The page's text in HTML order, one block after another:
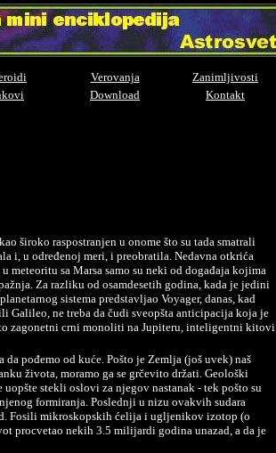
Verovanja
Zanimljivosti
Download Kontakt
široko raspostranjen u onome što su tada smatrali
i, u određenoj meri, i preobratila. Nedavna otkrića
sa Marsa samo su neki od događaja kojima
Za razliku od osamdesetih godina, kada je jedini
sistema predstavljao Voyager, danas, kad
Galileo, ne treba da čudi sveopšta anticipacija koja je
zagonetni crni monoliti na Jupiteru, inteligentni kitovi
pođemo od kuće. Pošto je Zemlja (još uvek) naš
života, moramo ga se grčevito držati. Geološki
stekli oslovi za njegov nastanak - tek pošto su
formiranja. Poslednji u nizu ovakvih sudara
Fosili mikroskopskih ćelija i ugljenikov izotop (o
procvetao nekih 3.5 milijardi godina unazad, a da je